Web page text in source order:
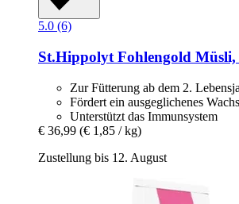
5.0 (6)
St.Hippolyt Fohlengold Müsli,
Zur Fütterung ab dem 2.
Fördert ein ausgeglichenes
Unterstützt das Immunsystem
€ 36,99 (€ 1,85 / kg)
Zustellung bis 12. August